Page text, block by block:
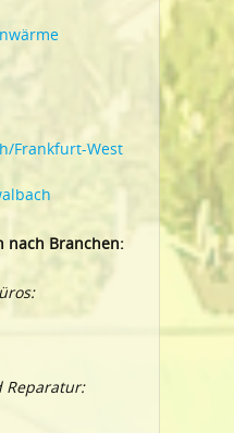
Frankfurt-West
nach Branchen:
Reparatur: